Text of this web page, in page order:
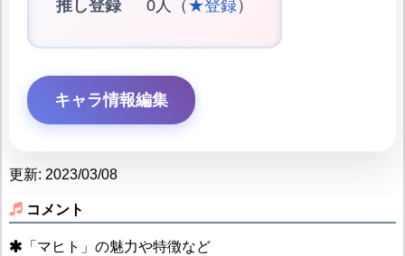
推し登録 0人（ ★登録）
キャラ情報編集
更新: 2023/03/08
コメント
「マヒト」の魅力や特徴など